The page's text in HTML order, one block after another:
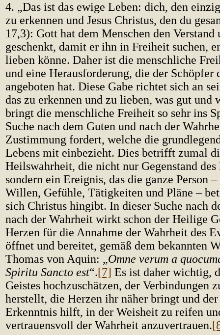
4. „Das ist das ewige Leben: dich, den
zu erkennen und Jesus Christus, den du
17,3): Gott hat dem Menschen den
geschenkt, damit er ihn in Freiheit suchen,
lieben könne. Daher ist die menschliche
und eine Herausforderung, die der Schöpfer
angeboten hat. Diese Gabe richtet sich an
das zu erkennen und zu lieben, was gut und
bringt die menschliche Freiheit so sehr ins
Suche nach dem Guten und nach der
Zustimmung fordert, welche die
Lebens mit einbezieht. Dies betrifft zumal
Heilswahrheit, die nicht nur Gegenstand des
sondern ein Ereignis, das die ganze Person –
Willen, Gefühle, Tätigkeiten und Pläne –
sich Christus hingibt. In dieser Suche nach
nach der Wahrheit wirkt schon der Heilige
Herzen für die Annahme der Wahrheit des
öffnet und bereitet, gemäß dem bekannten
Thomas von Aquin: „Omne verum a
Spiritu Sancto est“.[7] Es ist daher wichtig,
Geistes hochzuschätzen, der Verbindungen
herstellt, die Herzen ihr näher bringt und
Erkenntnis hilft, in der Weisheit zu reifen
vertrauensvoll der Wahrheit anzuvertrauen.